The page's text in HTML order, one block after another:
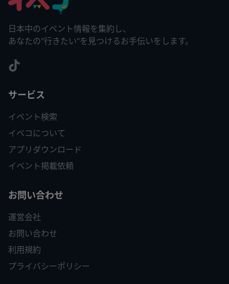
日本中のイベント情報を集約し、
あなたの"行きたい"を見つけるお手伝いをします。
サービス
イベント検索
イベコについて
アプリダウンロード
イベント掲載依頼
お問い合わせ
運営会社
お問い合わせ
利用規約
プライバシーポリシー